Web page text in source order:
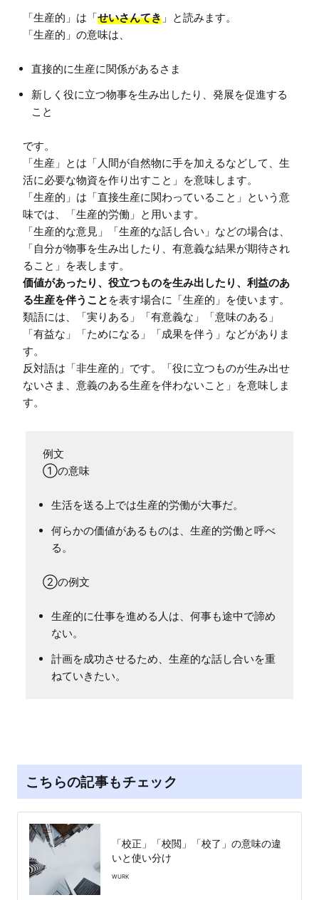
「生産的」は「せいさんてき 」と読みます。
直接的に生産に関係があるさま
新しく役に立つ物事を生み出したり、発展を促進する
こと
です。
「生産」とは「人間が自然物に手を加えるなどして、生
活に必要な物資を作り出すこと」を意味します。
「生産的」は「直接生産に関わっていること」という意
味では、「生産的労働」と用います。
「生産的な意見」「生産的な話し合い」などの場合は、
「自分が物事を生み出したり、有意義な結果が期待され
価値があったり、役立つものを生み出したり、利益のあ
る生産を伴うこと を表す場合に「生産的」を使います。
類語には、「実りある」「有意義な」「意味のある」
「有益な」「ためになる」「成果を伴う」などがありま
す。
反対語は「非生産的」です。「役に立つものが生み出せ
ないさま、意義のある生産を伴わないこと」を意味しま
例文
生活を送る上では生産的労働が大事だ。
何らかの価値があるものは、生産的労働と呼べ
る。
生産的に仕事を進める人は、何事も途中で諦め
ない。
計画を成功させるため、生産的な話し合いを重
ねていきたい。
こちらの記事もチェック
「校正」「校閲」「校了」の意味の違
いと使い分け
WURK